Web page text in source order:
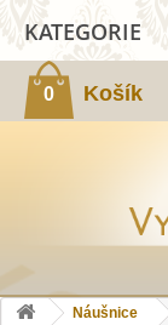
0 Košík
KATEGORIE
Náušnice